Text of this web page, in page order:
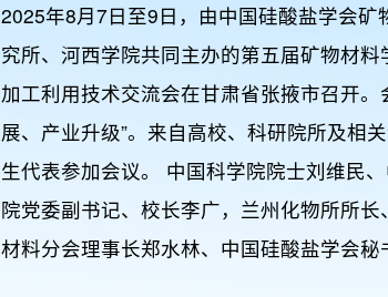
2025年8月7日至9日，由中国硅酸盐学会
究所、河西学院共同主办的第五届矿物材
加工利用技术交流会在甘肃省张掖市召开
展、产业升级”。来自高校、科研院所及相
生代表参加会议。 中国科学院院士刘维民
院党委副书记、校长李广，兰州化物所所
材料分会理事长郑水林、中国硅酸盐学会